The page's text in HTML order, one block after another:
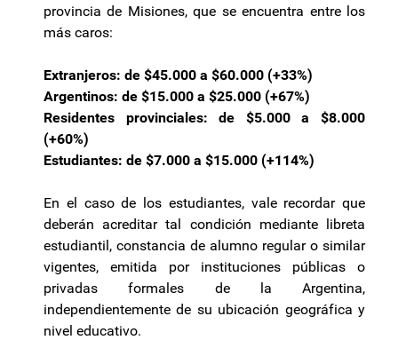
provincia de Misiones, que se encuentra entre los
más caros:
Extranjeros: de $45.000 a $60.000 (+33%)
Argentinos: de $15.000 a $25.000 (+67%)
Residentes provinciales: de $5.000 a $8.000
(+60%)
Estudiantes: de $7.000 a $15.000 (+114%)
En el caso de los estudiantes, vale recordar que
deberán acreditar tal condición mediante libreta
estudiantil, constancia de alumno regular o similar
vigentes, emitida por instituciones públicas o
privadas formales de la Argentina,
independientemente de su ubicación geográfica y
nivel educativo.